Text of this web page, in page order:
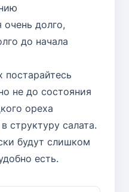
очень долго,
до начала
постарайтесь
не до состояния
ореха
структуру салата.
будут слишком
есть.